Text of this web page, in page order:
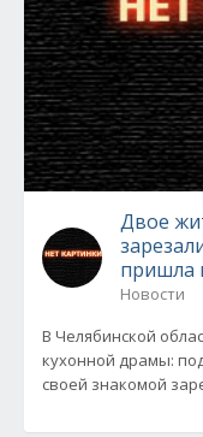
Двое
пришла
Новости
В Челябинской
кухонной драмы:
своей знакомой